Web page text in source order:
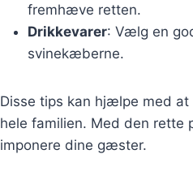
fremhæve retten.
Drikkevarer: Vælg en
svinekæberne.
Disse tips kan hjælpe med
hele familien. Med den
imponere dine gæster.